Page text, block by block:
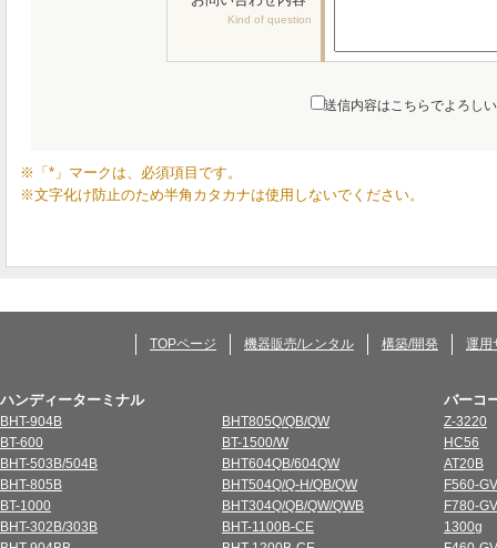
Kind of question
送信内容はこちらでよろし
※「*」マークは、必須項目です。
※文字化け防止のため半角カタカナは使用しないでください。
TOPページ 機器販売/レンタル 構築/開発 運用
ハンディーターミナル
BHT-904B
BT-600
BHT-503B/504B
BHT-805B
BT-1000
BHT-302B/303B
BHT805Q/QB/QW
BT-1500/W
BHT604QB/604QW
BHT504Q/Q-H/QB/QW
BHT304Q/QB/QW/QWB
BHT-1100B-CE
バーコ
Z-3220
HC56
AT20B
F560-GV
F780-GV
1300g